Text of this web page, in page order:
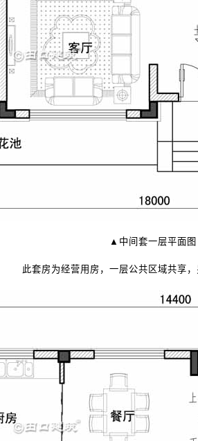
▲中间套一层平面图
此套房为经营用房，一层公共区域共享，